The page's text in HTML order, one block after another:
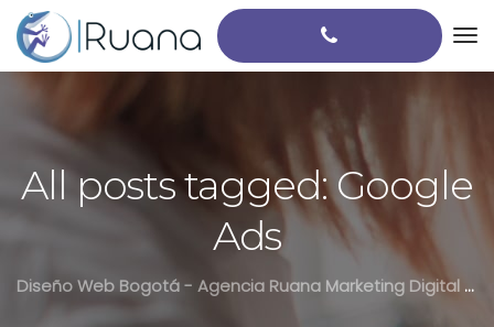
All posts tagged: Google
Ads
Diseño Web Bogotá - Agencia Ruana Marketing Digital Colombia